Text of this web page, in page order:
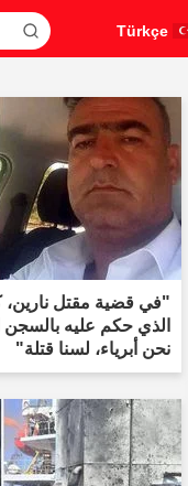
"في قضية مقتل نارين،
الذي حكم عليه
نحن أبرياء، لسنا قتلة"